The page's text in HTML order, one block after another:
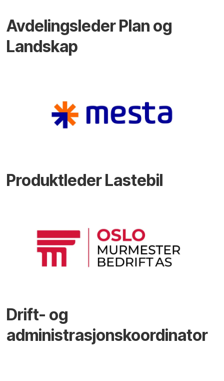
Avdelingsleder Plan og
Landskap
Produktleder Lastebil
Drift- og
administrasjonskoordinator